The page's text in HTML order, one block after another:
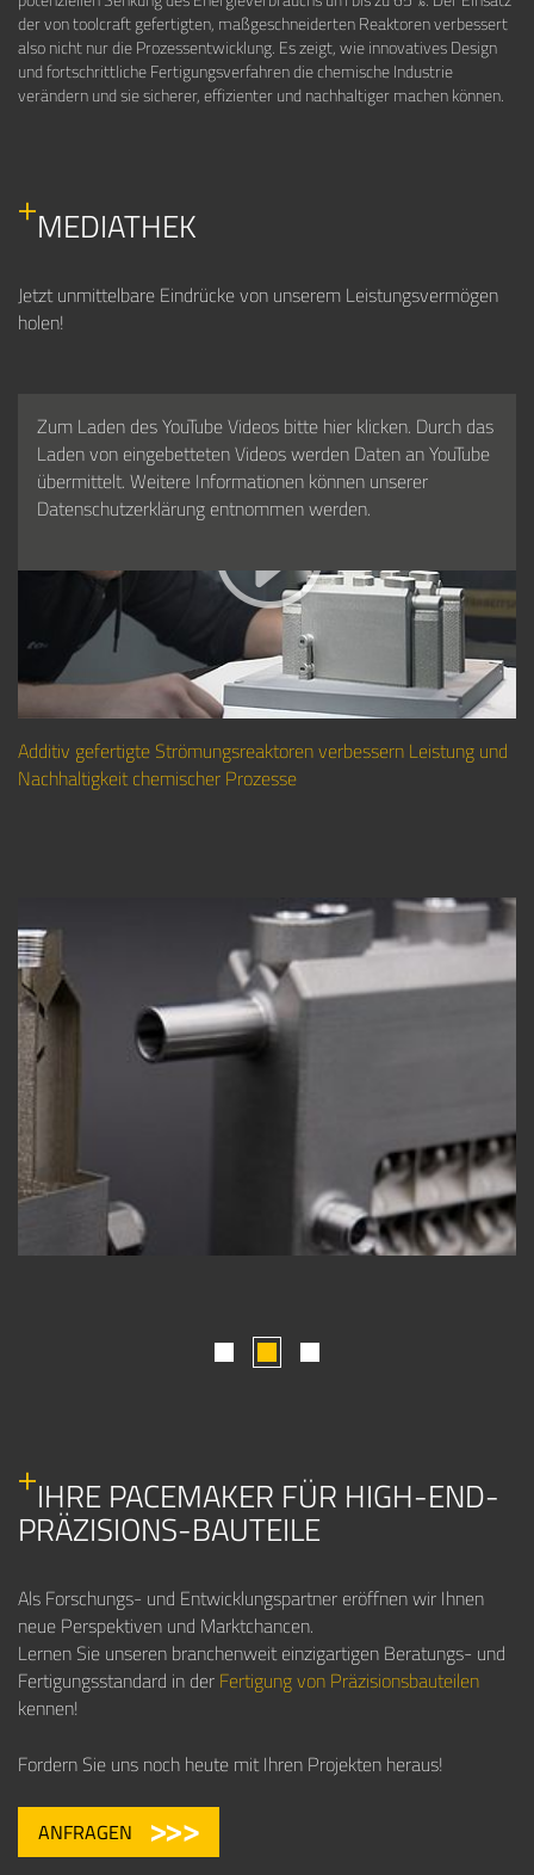
der von toolcraft gefertigten, maßgeschneiderten Reaktoren verbessert
also nicht nur die Prozessentwicklung. Es zeigt, wie innovatives Design
und fortschrittliche Fertigungsverfahren die chemische Industrie
verändern und sie sicherer, effizienter und nachhaltiger machen können.
MEDIATHEK
Jetzt unmittelbare Eindrücke von unserem Leistungsvermögen
holen!
Zum Laden des YouTube Videos bitte hier klicken. Durch das
Laden von eingebetteten Videos werden Daten an YouTube
übermittelt. Weitere Informationen können unserer
Datenschutzerklärung entnommen werden.
Additiv gefertigte Strömungsreaktoren verbessern Leistung und
Nachhaltigkeit chemischer Prozesse
1 2
IHRE PACEMAKER FÜR HIGH-END-
PRÄZISIONS-BAUTEILE
Als Forschungs- und Entwicklungspartner eröffnen wir Ihnen
neue Perspektiven und Marktchancen.
Lernen Sie unseren branchenweit einzigartigen Beratungs- und
Fertigungsstandard in der Fertigung von Präzisionsbauteilen
kennen!
Fordern Sie uns noch heute mit Ihren Projekten heraus!
ANFRAGEN